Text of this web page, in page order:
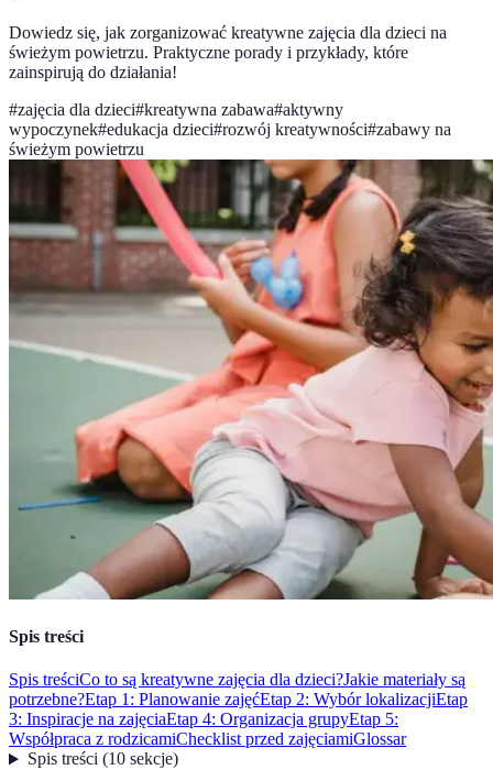
Dowiedz się, jak zorganizować kreatywne zajęcia dla dzieci na
świeżym powietrzu. Praktyczne porady i przykłady, które
zainspirują do działania!
#zajęcia dla dzieci#kreatywna zabawa#aktywny
wypoczynek#edukacja dzieci#rozwój kreatywności#zabawy na
świeżym powietrzu
Spis treści
Spis treściCo to są kreatywne zajęcia dla dzieci?Jakie materiały są
potrzebne?Etap 1: Planowanie zajęćEtap 2: Wybór lokalizacjiEtap
3: Inspiracje na zajęciaEtap 4: Organizacja grupyEtap 5:
Współpraca z rodzicamiChecklist przed zajęciamiGlossar
Spis treści(10 sekcje)